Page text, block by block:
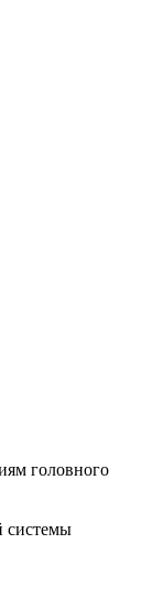
головного
системы